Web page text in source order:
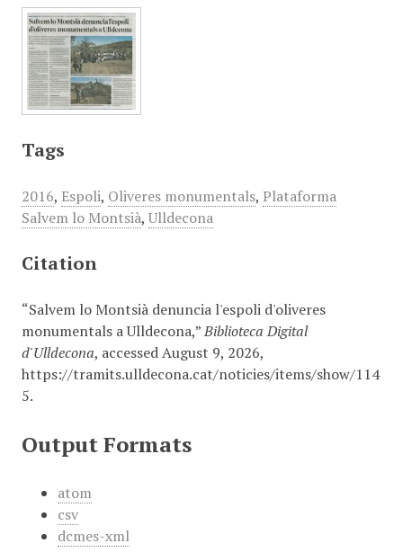
Tags
2016, Espoli, Oliveres monumentals, Plataforma
Salvem lo Montsià, Ulldecona
Citation
“Salvem lo Montsià denuncia l'espoli d'oliveres
monumentals a Ulldecona,”Biblioteca Digital
d'Ulldecona, accessed August 9, 2026,
https://tramits.ulldecona.cat/noticies/items/show/114
5.
Output Formats
atom
csv
dcmes-xml